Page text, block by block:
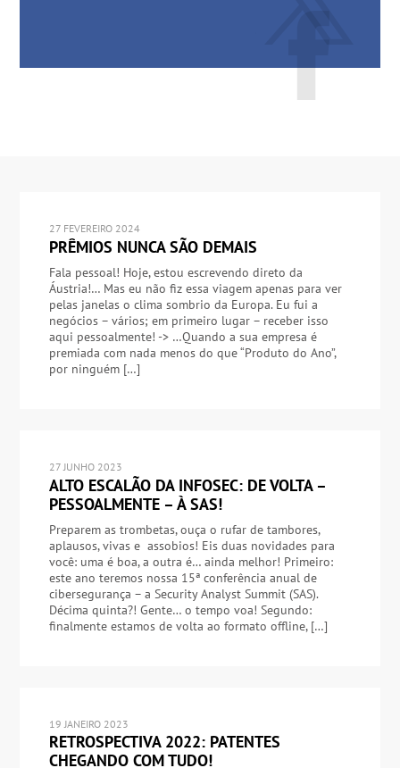
27 FEVEREIRO 2024
PRÊMIOS NUNCA SÃO DEMAIS
Fala pessoal! Hoje, estou escrevendo direto da
Áustria!… Mas eu não fiz essa viagem apenas para ver
pelas janelas o clima sombrio da Europa. Eu fui a
negócios – vários; em primeiro lugar – receber isso
aqui pessoalmente! -> …Quando a sua empresa é
premiada com nada menos do que “Produto do Ano”,
por ninguém […]
27 JUNHO 2023
ALTO ESCALÃO DA INFOSEC: DE VOLTA –
PESSOALMENTE – À SAS!
Preparem as trombetas, ouça o rufar de tambores,
aplausos, vivas e assobios! Eis duas novidades para
você: uma é boa, a outra é… ainda melhor! Primeiro:
este ano teremos nossa 15ª conferência anual de
cibersegurança – a Security Analyst Summit (SAS).
Décima quinta?! Gente… o tempo voa! Segundo:
finalmente estamos de volta ao formato offline, […]
19 JANEIRO 2023
RETROSPECTIVA 2022: PATENTES
CHEGANDO COM TUDO!